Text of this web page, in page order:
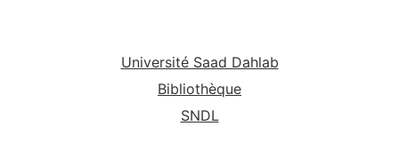
Université Saad Dahlab
Bibliothèque
SNDL